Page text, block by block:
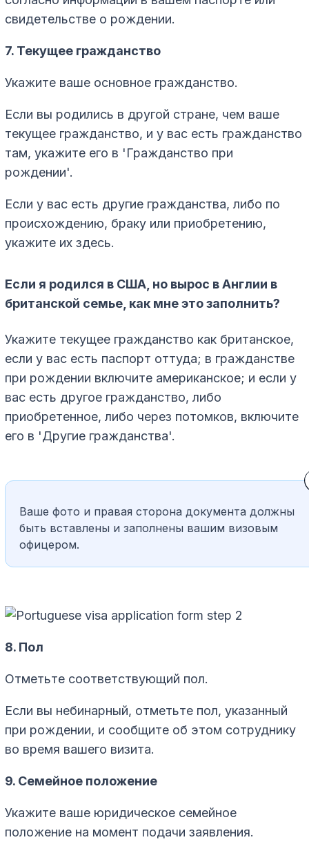
свидетельстве о рождении.
7. Текущее гражданство
Укажите ваше основное гражданство.
Если вы родились в другой стране, чем ваше
текущее гражданство, и у вас есть гражданство
там, укажите его в 'Гражданство при
рождении'.
Если у вас есть другие гражданства, либо по
происхождению, браку или приобретению,
укажите их здесь.
Если я родился в США, но вырос в Англии в
британской семье, как мне это заполнить?
Укажите текущее гражданство как британское,
если у вас есть паспорт оттуда; в гражданстве
при рождении включите американское; и если у
вас есть другое гражданство, либо
приобретенное, либо через потомков, включите
его в 'Другие гражданства'.
Ваше фото и правая сторона документа должны
быть вставлены и заполнены вашим визовым
офицером.
8. Пол
Отметьте соответствующий пол.
Если вы небинарный, отметьте пол, указанный
при рождении, и сообщите об этом сотруднику
во время вашего визита.
9. Семейное положение
Укажите ваше юридическое семейное
положение на момент подачи заявления.